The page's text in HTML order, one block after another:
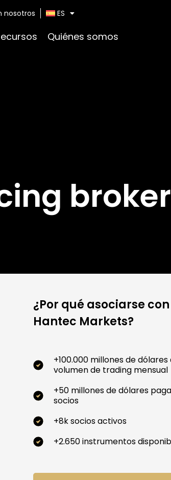
nosotros ES
Quiénes somos
¿Por qué asociarse con
Hantec Markets?
+100.000 millones de dólares
volumen de trading mensual
+50 millones de dólares
socios
+8k socios activos
+2.650 instrumentos